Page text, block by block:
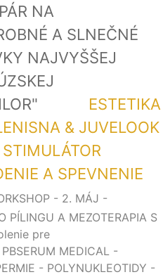
NA
A SLNEČNÉ
NAJVYŠŠEJ
ESTETIKA
& JUVELOOK
A SPEVNENIE
- 2. MÁJ -
PÍLINGU A MEZOTERAPIA S
pre
MEDICAL -
- POLYNUKLEOTIDY -